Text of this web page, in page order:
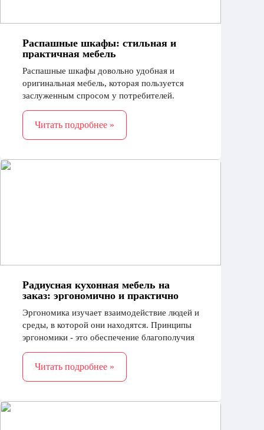
Распашные шкафы: стильная и
практичная мебель
Распашные шкафы довольно удобная и
оригинальная мебель, которая пользуется
заслуженным спросом у потребителей.
Читать подробнее »
Радиусная кухонная мебель на
заказ: эргономично и практично
Эргономика изучает взаимодействие людей и
среды, в которой они находятся. Принципы
эргономики - это обеспечение благополучия
человека и оптимизация его
производительности
Читать подробнее »